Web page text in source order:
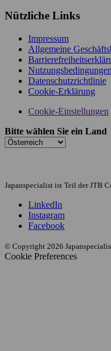
Nützliche Links
Impressum
Allgemeine
Nutzungsbedingungen
Datenschutzrichtlinie
Cookie-Erklärung
Cookie-Einstellungen
Bitte wählen Sie ein Land
Japanspecialist ist Teil der JTB
LinkedIn
Instagram
Facebook
© Copyright 2026
Cookie Preferences